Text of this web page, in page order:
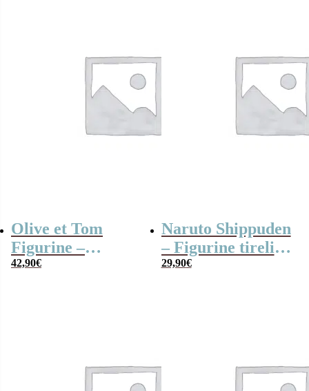
Olive et Tom
Figurine –
capitaine Tsubasa
42,90€
Naruto Shippuden
– Figurine tirelire
Naruto – 21 cm
29,90€